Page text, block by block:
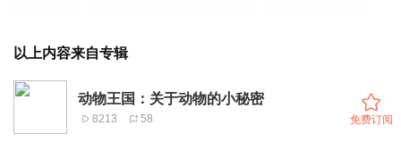
动，就释放出蜕皮激素。蜕皮激素释放到体液后，就与体液中的蛋
即蜕皮。正是在激素调节的作用下，昆虫的蜕皮才得实现。
以上内容来自专辑
动物王国：关于动物的小秘密
8213 58 免费订阅